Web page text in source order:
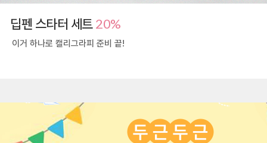
딥펜 스타터 세트20%
이거 하나로 캘리그라피 준비 끝!